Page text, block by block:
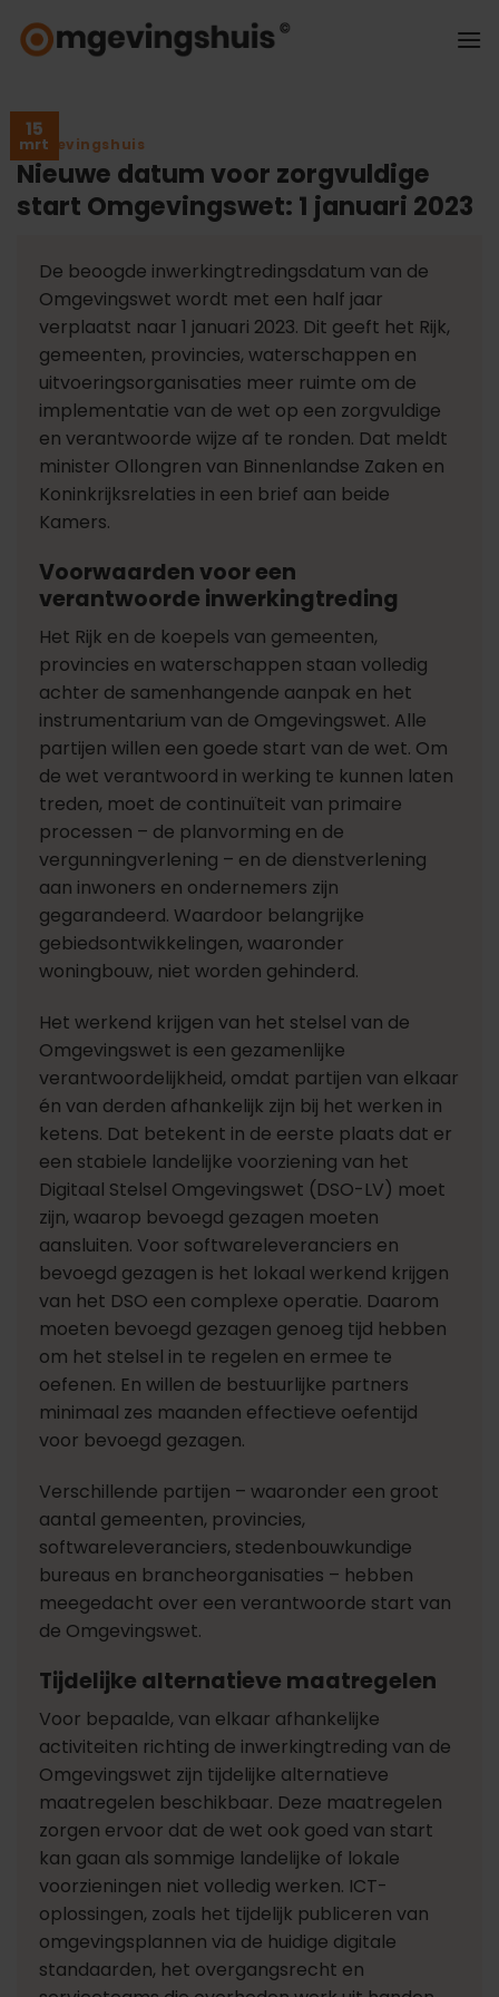
naar
15
mrt
Omgevingshuis
Nieuwe datum voor zorgvuldige
start Omgevingswet: 1 januari 2023
De beoogde inwerkingtredingsdatum van de
Omgevingswet wordt met een half jaar
verplaatst naar 1 januari 2023. Dit geeft het Rijk,
gemeenten, provincies, waterschappen en
uitvoeringsorganisaties meer ruimte om de
implementatie van de wet op een zorgvuldige
en verantwoorde wijze af te ronden. Dat meldt
minister Ollongren van Binnenlandse Zaken en
Koninkrijksrelaties in een brief aan beide
Kamers.
Voorwaarden voor een
verantwoorde inwerkingtreding
Het Rijk en de koepels van gemeenten,
provincies en waterschappen staan volledig
achter de samenhangende aanpak en het
instrumentarium van de Omgevingswet. Alle
partijen willen een goede start van de wet. Om
de wet verantwoord in werking te kunnen laten
treden, moet de continuïteit van primaire
processen – de planvorming en de
vergunningverlening – en de dienstverlening
aan inwoners en ondernemers zijn
gegarandeerd. Waardoor belangrijke
gebiedsontwikkelingen, waaronder
woningbouw, niet worden gehinderd.
Het werkend krijgen van het stelsel van de
Omgevingswet is een gezamenlijke
verantwoordelijkheid, omdat partijen van elkaar
én van derden afhankelijk zijn bij het werken in
ketens. Dat betekent in de eerste plaats dat er
een stabiele landelijke voorziening van het
Digitaal Stelsel Omgevingswet (DSO-LV) moet
zijn, waarop bevoegd gezagen moeten
aansluiten. Voor softwareleveranciers en
bevoegd gezagen is het lokaal werkend krijgen
van het DSO een complexe operatie. Daarom
moeten bevoegd gezagen genoeg tijd hebben
om het stelsel in te regelen en ermee te
oefenen. En willen de bestuurlijke partners
minimaal zes maanden effectieve oefentijd
voor bevoegd gezagen.
Verschillende partijen – waaronder een groot
aantal gemeenten, provincies,
softwareleveranciers, stedenbouwkundige
bureaus en brancheorganisaties – hebben
meegedacht over een verantwoorde start van
de Omgevingswet.
Tijdelijke alternatieve maatregelen
Voor bepaalde, van elkaar afhankelijke
activiteiten richting de inwerkingtreding van de
Omgevingswet zijn tijdelijke alternatieve
maatregelen beschikbaar. Deze maatregelen
zorgen ervoor dat de wet ook goed van start
kan gaan als sommige landelijke of lokale
voorzieningen niet volledig werken. ICT-
oplossingen, zoals het tijdelijk publiceren van
omgevingsplannen via de huidige digitale
standaarden, het overgangsrecht en